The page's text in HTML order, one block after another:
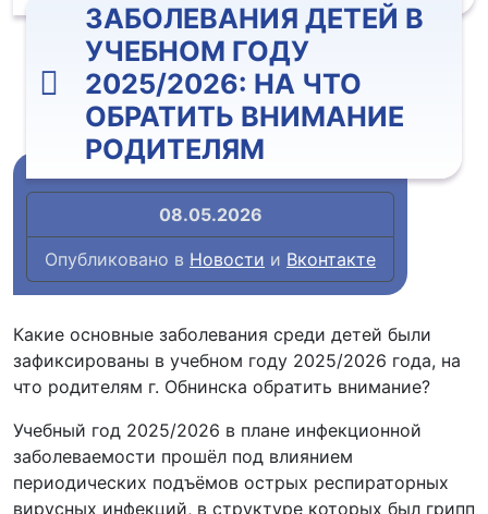
ЗАБОЛЕВАНИЯ ДЕТЕЙ В
УЧЕБНОМ ГОДУ
2025/2026: НА ЧТО
ОБРАТИТЬ ВНИМАНИЕ
РОДИТЕЛЯМ
08.05.2026
Опубликовано в Новости и Вконтакте
Какие основные заболевания среди детей были
зафиксированы в учебном году 2025/2026 года, на
что родителям г. Обнинска обратить внимание?
Учебный год 2025/2026 в плане инфекционной
заболеваемости прошёл под влиянием
периодических подъёмов острых респираторных
вирусных инфекций, в структуре которых был грипп